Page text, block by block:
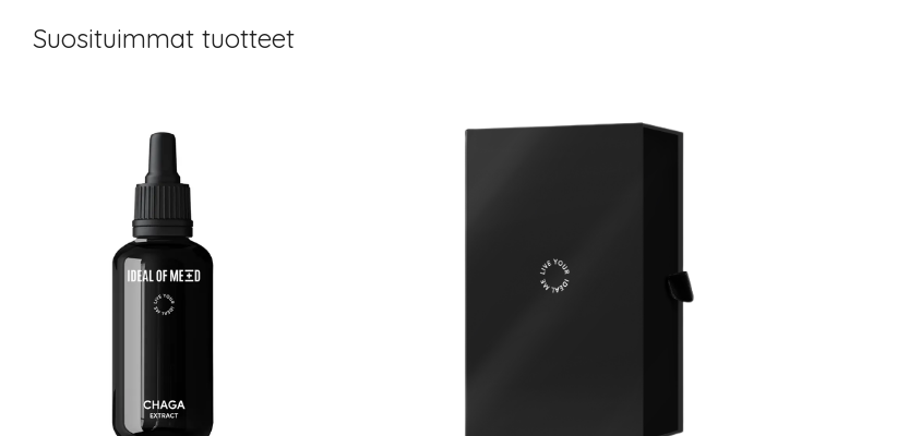
Suosituimmat tuotteet